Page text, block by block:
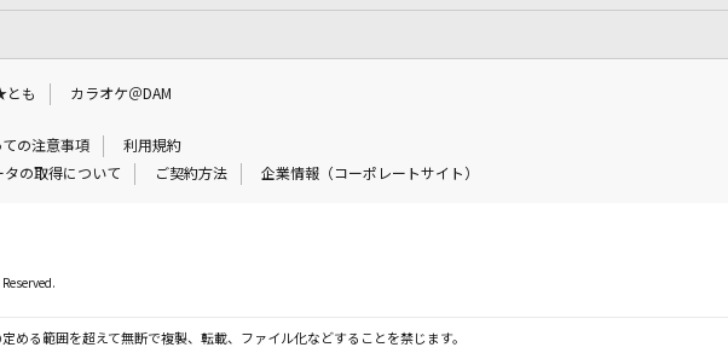
とも カラオケ＠DAM
の注意事項
利用規約
タの取得について ご契約方法 企業情報（コーポレートサイト）
める範囲を超えて無断で複製、転載、ファイル化などすることを禁じます。